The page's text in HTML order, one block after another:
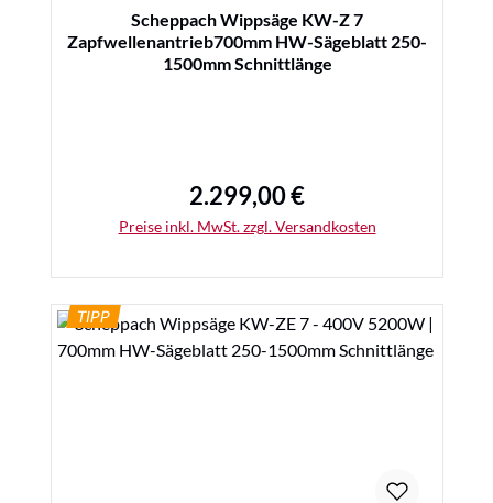
Scheppach Wippsäge KW-Z 7
Zapfwellenantrieb700mm HW-Sägeblatt 250-
1500mm Schnittlänge
Regulärer Preis:
2.299,00 €
Preise inkl. MwSt. zzgl. Versandkosten
TIPP